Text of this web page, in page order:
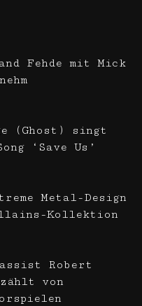
Fehde mit Mick
(Ghost) singt
‘Save Us’
Metal-Design
Kollektion
Robert
von